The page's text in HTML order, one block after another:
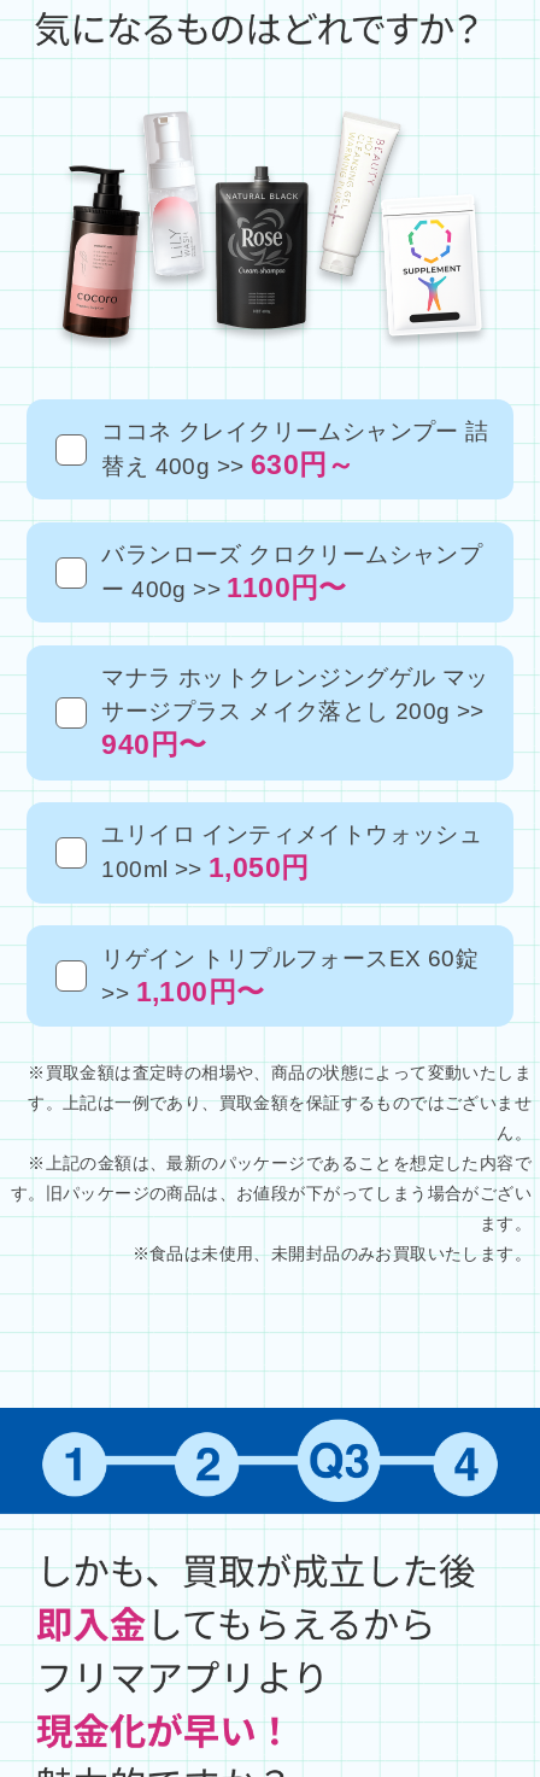
ココネ クレイクリームシャンプー 詰
替え 400g >> 630円～
バランローズ クロクリームシャンプ
ー 400g >> 1100円〜
マナラ ホットクレンジングゲル マッ
サージプラス メイク落とし 200g >>
940円〜
ユリイロ インティメイトウォッシュ
100ml >> 1,050円
リゲイン トリプルフォースEX 60錠
>> 1,100円〜
※買取金額は査定時の相場や、商品の状態によって変動いたしま
す。上記は一例であり、買取金額を保証するものではございませ
ん。
※上記の金額は、最新のパッケージであることを想定した内容で
す。旧パッケージの商品は、お値段が下がってしまう場合がござい
ます。
※食品は未使用、未開封品のみお買取いたします。